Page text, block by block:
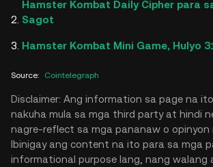
Hamster Kombat Daily Cipher para
Sagot
Hamster Kombat Mini Game, Hulyo
Source: Cointelegraph
Disclaimer: Ang information sa page na
nakuha mula sa mga third party at hindi
nagre-reflect sa mga pananaw o opinyon
Ibinigay ang content na ito para sa mga
informational purpose lang, nang walang